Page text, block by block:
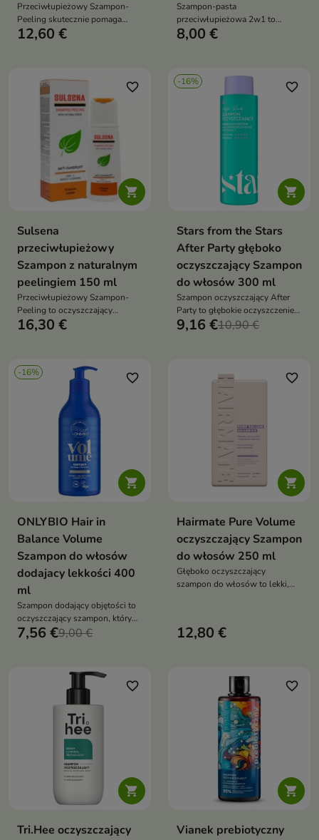
Przeciwłupieżowy Szampon-
Peeling skutecznie pomaga
usuwać tłusty łupież, oczyszcza
dyskomfortu
12,60 €
Szampon-pasta
przeciwłupieżowa 2w1 to
produkt do pielęgnacji skóry
zdrowy wygląd włosów
8,00 €

favorite_border
Sulsena
przeciwłupieżowy
Szampon z naturalnym
peelingiem 150 ml
Przeciwłupieżowy Szampon-
Peeling to oczyszczający
szampon do skóry głowy z
odświeżyć skórę głowy
16,30 €
-16%

favorite_border
Stars from the Stars
After Party głęboko
oczyszczający Szampon
do włosów 300 ml
Szampon oczyszczający After
Party to głębokie oczyszczenie
skóry głowy i włosów, które
9,16 €10,90 €
-16%

favorite_border
ONLYBIO Hair in
Balance Volume
Szampon do włosów
dodajacy lekkości 400
ml
Szampon dodający objętości to
oczyszczający szampon, który
unosi włosy u nasady, nadaje im
7,56 €9,00 €

favorite_border
Hairmate Pure Volume
oczyszczający Szampon
do włosów 250 ml
Głęboko oczyszczający
szampon do włosów to lekki,
nadaje im widoczną objętość.
12,80 €

favorite_border
Tri.Hee oczyszczający

favorite_border
Vianek prebiotyczny